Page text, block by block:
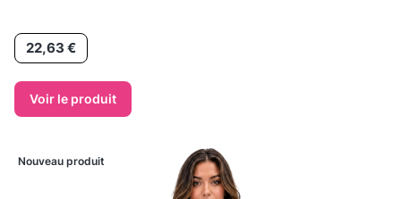
Prix22,63 €
Voir le produit
Nouveau produit